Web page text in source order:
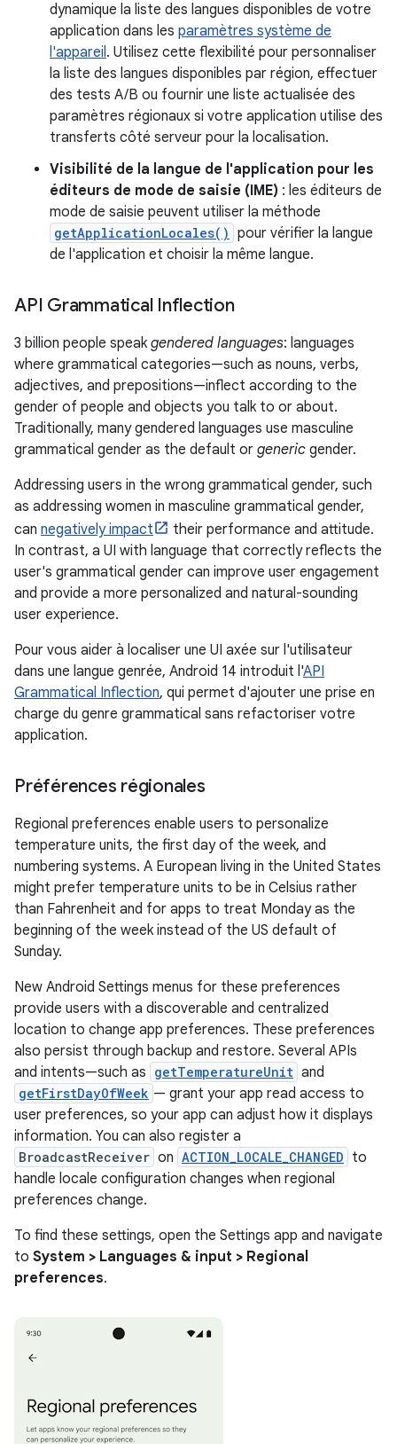
dynamique la liste des langues disponibles de votre
application dans les paramètres système de
l'appareil. Utilisez cette flexibilité pour personnaliser
la liste des langues disponibles par région, effectuer
des tests A/B ou fournir une liste actualisée des
paramètres régionaux si votre application utilise des
transferts côté serveur pour la localisation.
Visibilité de la langue de l'application pour les
éditeurs de mode de saisie (IME) : les éditeurs de
mode de saisie peuvent utiliser la méthode
getApplicationLocales() pour vérifier la langue
de l'application et choisir la même langue.
API Grammatical Inflection
3 billion people speak gendered languages: languages
where grammatical categories—such as nouns, verbs,
adjectives, and prepositions—inflect according to the
gender of people and objects you talk to or about.
Traditionally, many gendered languages use masculine
grammatical gender as the default or generic gender.
Addressing users in the wrong grammatical gender, such
as addressing women in masculine grammatical gender,
can negatively impact
their performance and attitude.
In contrast, a UI with language that correctly reflects the
user's grammatical gender can improve user engagement
and provide a more personalized and natural-sounding
user experience.
Pour vous aider à localiser une UI axée sur l'utilisateur
dans une langue genrée, Android 14 introduit l'API
Grammatical Inflection, qui permet d'ajouter une prise en
charge du genre grammatical sans refactoriser votre
application.
Préférences régionales
Regional preferences enable users to personalize
temperature units, the first day of the week, and
numbering systems. A European living in the United States
might prefer temperature units to be in Celsius rather
than Fahrenheit and for apps to treat Monday as the
beginning of the week instead of the US default of
Sunday.
New Android Settings menus for these preferences
provide users with a discoverable and centralized
location to change app preferences. These preferences
also persist through backup and restore. Several APIs
and intents—such as getTemperatureUnit and
getFirstDayOfWeek — grant your app read access to
user preferences, so your app can adjust how it displays
information. You can also register a
BroadcastReceiver on ACTION_LOCALE_CHANGED to
handle locale configuration changes when regional
preferences change.
To find these settings, open the Settings app and navigate
to System > Languages & input > Regional
preferences.